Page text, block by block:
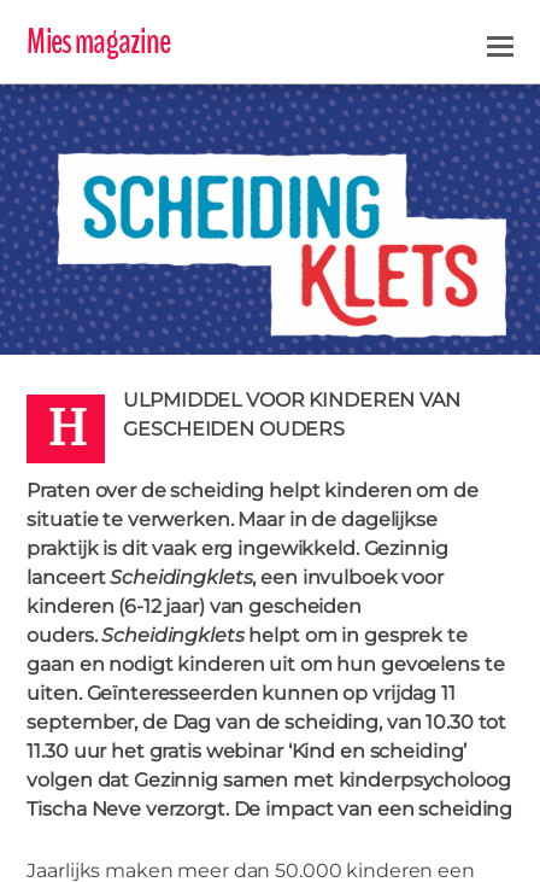
Mies magazine
MIES 4 SEPTEMBER 2020
IN DE KIJKER,TIPS
Scheidingklets: nieuwste titel in
Kletsserie Gezinnig
H
ULPMIDDEL VOOR KINDEREN VAN
GESCHEIDEN OUDERS
Praten over de scheiding helpt kinderen om de
situatie te verwerken. Maar in de dagelijkse
praktijk is dit vaak erg ingewikkeld. Gezinnig
lanceertScheidingklets, een invulboek voor
kinderen (6-12 jaar) van gescheiden
ouders.Scheidingklets helpt om in gesprek te
gaan en nodigt kinderen uit om hun gevoelens te
uiten. Geïnteresseerden kunnen op vrijdag 11
september, de Dag van de scheiding, van 10.30 tot
11.30 uur het gratis webinar ‘Kind en scheiding’
volgen dat Gezinnig samen met kinderpsycholoog
Tischa Neve verzorgt. De impact van een scheiding
Jaarlijks maken meer dan 50.000 kinderen een